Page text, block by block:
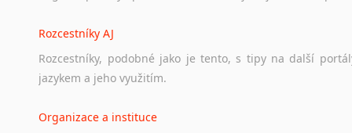
Rozcestníky AJ
Rozcestníky, podobné jako je tento, s tipy na další
jazykem a jeho využitím.
Organizace a instituce